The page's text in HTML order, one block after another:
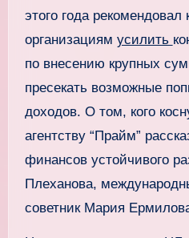
этого года рекомендовал
организациям усилить
по внесению крупных
пресекать возможные
доходов. О том, кого
агентству “Прайм”
финансов устойчивого
Плеханова,
советник Мария